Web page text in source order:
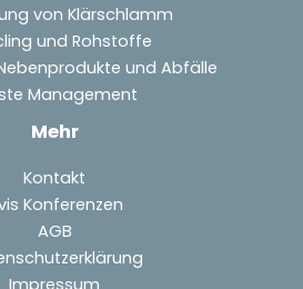
von Klärschlamm
und Rohstoffe
und Abfälle
Management
Mehr
Kontakt
Konferenzen
AGB
Impressum